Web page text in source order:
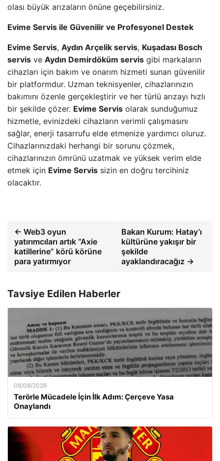
olası büyük arızaların önüne geçebilirsiniz.
Evime Servis ile Güvenilir ve Profesyonel Destek
Evime Servis, Aydın Arçelik servis, Kuşadası Bosch
servis ve Aydın Demirdöküm servis gibi markaların
cihazları için bakım ve onarım hizmeti sunan güvenilir
bir platformdur. Uzman teknisyenler, cihazlarınızın
bakımını özenle gerçekleştirir ve her türlü arızayı hızlı
bir şekilde çözer. Evime Servis olarak sunduğumuz
hizmetle, evinizdeki cihazların verimli çalışmasını
sağlar, enerji tasarrufu elde etmenize yardımcı oluruz.
Cihazlarınızdaki herhangi bir sorunu çözmek,
cihazlarınızın ömrünü uzatmak ve yüksek verim elde
etmek için Evime Servis sizin en doğru tercihiniz
olacaktır.
← Web3 oyun
yatırımcıları artık “Axie
katillerine” körü körüne
para yatırmıyor
Bakan Kurum: Hatay’ı
kültürüne yakışır bir
şekilde
ayaklandıracağız →
Tavsiye Edilen Haberler
08/08/2026
Terörle Mücadele İçin İlk Adım: Çerçeve Yasa
Onaylandı